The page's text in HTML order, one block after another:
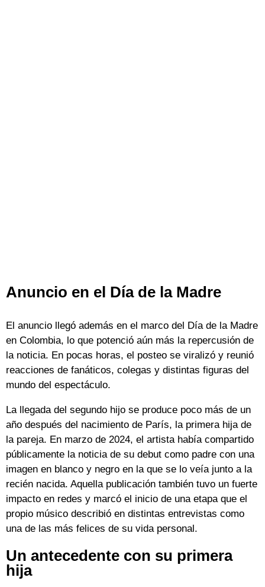
Anuncio en el Día de la Madre
El anuncio llegó además en el marco del Día de la Madre
en Colombia, lo que potenció aún más la repercusión de
la noticia. En pocas horas, el posteo se viralizó y reunió
reacciones de fanáticos, colegas y distintas figuras del
mundo del espectáculo.
La llegada del segundo hijo se produce poco más de un
año después del nacimiento de París, la primera hija de
la pareja. En marzo de 2024, el artista había compartido
públicamente la noticia de su debut como padre con una
imagen en blanco y negro en la que se lo veía junto a la
recién nacida. Aquella publicación también tuvo un fuerte
impacto en redes y marcó el inicio de una etapa que el
propio músico describió en distintas entrevistas como
una de las más felices de su vida personal.
Un antecedente con su primera
hija